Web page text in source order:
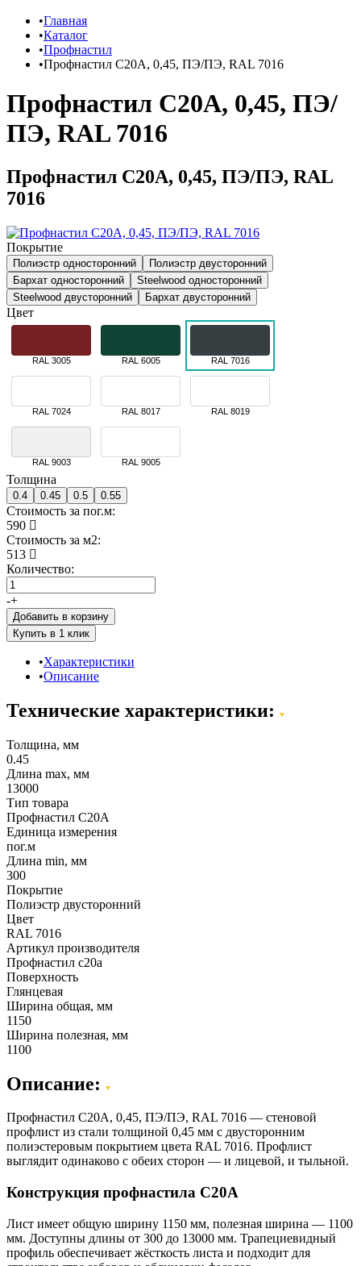
Главная
Каталог
Профнастил
Профнастил C20A, 0,45, ПЭ/ПЭ, RAL 7016
Профнастил C20A, 0,45, ПЭ/
ПЭ, RAL 7016
Профнастил C20A, 0,45, ПЭ/ПЭ, RAL
7016
Покрытие
Полиэстр односторонний
Полиэстр двусторонний
Бархат односторонний
Steelwood односторонний
Steelwood двусторонний
Бархат двусторонний
Цвет
RAL 3005 RAL 6005 RAL 7016
RAL 7024 RAL 8017 RAL 8019
RAL 9003 RAL 9005
Толщина
0.4 0.45 0.5 0.55
Стоимость за пог.м:
590
Стоимость за м2:
513
Количество:
-+
Добавить в корзину
Характеристики
Описание
Технические характеристики:
Толщина, мм
0.45
Длина max, мм
13000
Тип товара
Профнастил С20А
Единица измерения
пог.м
Длина min, мм
300
Покрытие
Полиэстр двусторонний
Цвет
RAL 7016
Артикул производителя
Профнастил c20a
Поверхность
Глянцевая
Ширина общая, мм
1150
Ширина полезная, мм
1100
Описание:
Профнастил C20A, 0,45, ПЭ/ПЭ, RAL 7016 — стеновой
профлист из стали толщиной 0,45 мм с двусторонним
полиэстеровым покрытием цвета RAL 7016. Профлист
выглядит одинаково с обеих сторон — и лицевой, и тыльной.
Конструкция профнастила С20А
Лист имеет общую ширину 1150 мм, полезная ширина — 1100
мм. Доступны длины от 300 до 13000 мм. Трапециевидный
профиль обеспечивает жёсткость листа и подходит для